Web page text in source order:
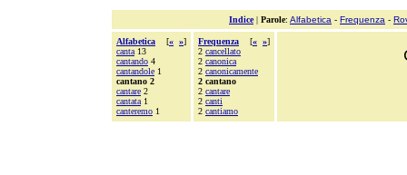
Indice| Parole: Alfabetica - Frequenza -
Alfabetica [« »]
canta 13
cantando 4
cantandole 1
cantano 2
cantare 2
cantata 1
canteremo 1
Frequenza [« »]
2 cancellato
2 canonica
2 canonicamente
2 cantano
2 cantare
2 canti
2 cantiamo